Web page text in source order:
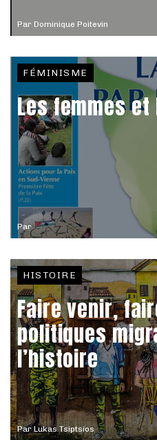
Par Dominique Poitevin
Par
FÉMINISME
Les femmes
ParLukas Tsiptsios
HISTOIRE
Faire venir,
politiques
l’histoire